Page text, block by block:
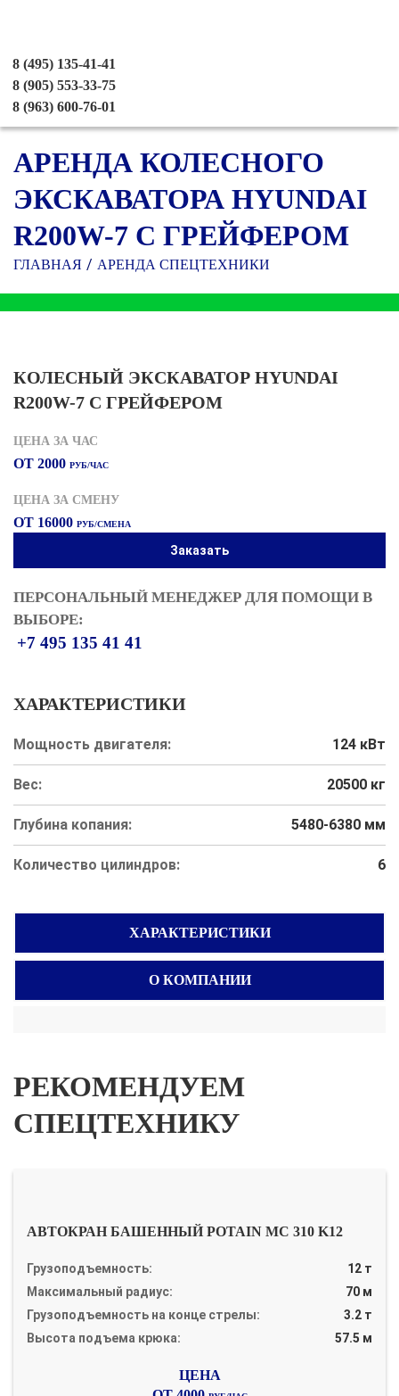
8 (495) 135-41-41
8 (905) 553-33-75
8 (963) 600-76-01
АРЕНДА КОЛЕСНОГО
ЭКСКАВАТОРА HYUNDAI
R200W-7 С ГРЕЙФЕРОМ
ГЛАВНАЯ АРЕНДА СПЕЦТЕХНИКИ
КОЛЕСНЫЙ ЭКСКАВАТОР HYUNDAI
R200W-7 С ГРЕЙФЕРОМ
ЦЕНА ЗА ЧАС
ОТ 2000 РУБ/ЧАС
ЦЕНА ЗА СМЕНУ
ОТ 16000 РУБ/СМЕНА
Заказать
ПЕРСОНАЛЬНЫЙ МЕНЕДЖЕР ДЛЯ ПОМОЩИ В
ВЫБОРЕ:
+7 495 135 41 41
ХАРАКТЕРИСТИКИ
Мощность двигателя: 124 кВт
Вес: 20500 кг
Глубина копания: 5480-6380 мм
Количество цилиндров: 6
ХАРАКТЕРИСТИКИ
О КОМПАНИИ
РЕКОМЕНДУЕМ
СПЕЦТЕХНИКУ
АВТОКРАН БАШЕННЫЙ POTAIN MC 310 K12
Грузоподъемность:
12 т
Максимальный радиус:
70 м
Грузоподъемность на конце стрелы:
3.2 т
Высота подъема крюка:
57.5 м